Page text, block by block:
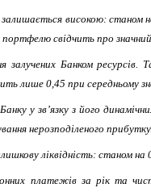
високою: станом
свідчить про
Банком ресурсів.
лише 0,45 при середньому
у зв’язку з його
нерозподіленого прибутку.
ліквідність: станом на
платежів за рік та